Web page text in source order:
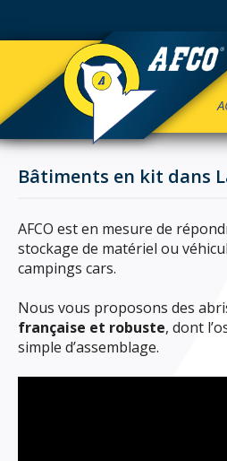
Bâtiments en kit dans
AFCO est en mesure de
stockage de matériel ou
campings cars.
Nous vous proposons des
française et robuste, dont
simple d’assemblage.